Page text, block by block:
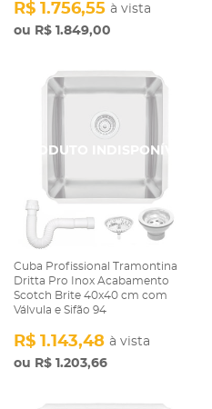
R$ 1.849,00
R$ 1.756,55 à vista
Cuba Profissional Tramontina
Dritta Pro Inox Acabamento
Scotch Brite 40x40 cm com
Válvula e Sifão 94
R$ 1.203,66
R$ 1.143,48 à vista